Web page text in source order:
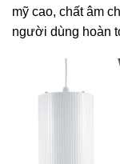
mỹ cao, chất âm
người dùng hoàn